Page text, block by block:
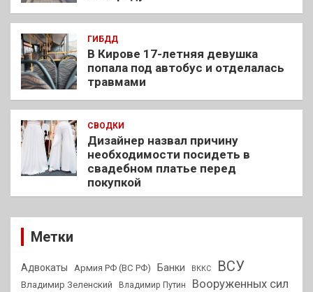
ГИБДД
В Кирове 17-летняя девушка
попала под автобус и отделалась
травмами
СВОДКИ
Дизайнер назвал причину
необходимости посидеть в
свадебном платье перед
покупкой
Метки
Адвокаты Армия РФ (ВС РФ) Банки ВККС ВСУ
Владимир Зеленский Владимир Путин Вооруженных сил